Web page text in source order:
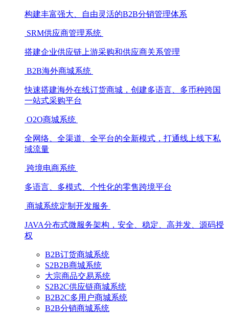
构建丰富强大、自由灵活的B2B分销管理体系
SRM供应商管理系统
搭建企业供应链上游采购和供应商关系管理
B2B海外商城系统
快速搭建海外在线订货商城，创建多语言、多币种跨国
一站式采购平台
O2O商城系统
全网络、全渠道、全平台的全新模式，打通线上线下私
域流量
跨境电商系统
多语言、多模式、个性化的零售跨境平台
商城系统定制开发服务
JAVA分布式微服务架构，安全、稳定、高并发、源码授
权
B2B订货商城系统
S2B2B商城系统
大宗商品交易系统
S2B2C供应链商城系统
B2B2C多用户商城系统
B2B分销商城系统